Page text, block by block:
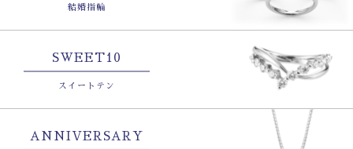
結婚指輪
SWEET10
スイートテン
ANNIVERSARY